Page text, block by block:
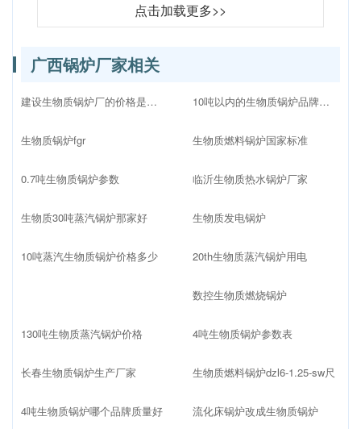
点击加载更多>>
广西锅炉厂家相关
建设生物质锅炉厂的价格是多少
生物质锅炉fgr
0.7吨生物质锅炉参数
生物质30吨蒸汽锅炉那家好
10吨蒸汽生物质锅炉价格多少
10吨以内的生物质锅炉品牌十大排名
生物质燃料锅炉国家标准
临沂生物质热水锅炉厂家
生物质发电锅炉
20th生物质蒸汽锅炉用电
数控生物质燃烧锅炉
130吨生物质蒸汽锅炉价格
长春生物质锅炉生产厂家
4吨生物质锅炉哪个品牌质量好
4吨生物质锅炉参数表
生物质燃料锅炉dzl6-1.25-sw尺
流化床锅炉改成生物质锅炉